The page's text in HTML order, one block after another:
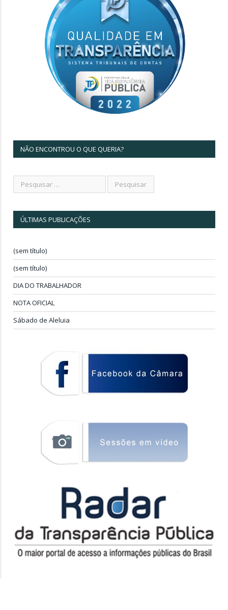
NÃO ENCONTROU O QUE QUERIA?
ÚLTIMAS PUBLICAÇÕES
(sem título)
(sem título)
DIA DO TRABALHADOR
NOTA OFICIAL
Sábado de Aleluia